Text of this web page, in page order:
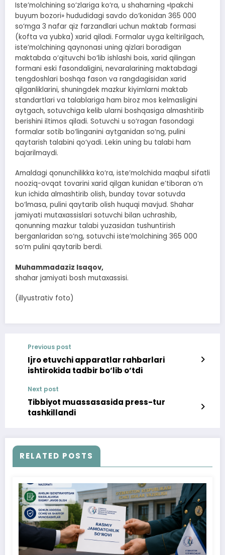
Iste’molchining so‘zlariga ko‘ra, u shaharning «Ipakchi
buyum bozori» hududidagi savdo do‘konidan 365 000
so‘mga 3 nafar qiz farzandlari uchun maktab formasi
(kofta va yubka) xarid qiladi. Formalar uyga keltirilgach,
iste’molchining qaynonasi uning qizlari boradigan
maktabda o‘qituvchi bo‘lib ishlashi bois, xarid qilingan
formani eski fasondaligini, nevaralarining maktabdagi
tengdoshlari boshqa fason va rangdagisidan xarid
qilganliklarini, shuningdek mazkur kiyimlarni maktab
standartlari va talablariga ham biroz mos kelmasligini
aytgach, sotuvchiga kelib ularni boshqasiga almashtirib
berishini iltimos qiladi. Sotuvchi u so‘ragan fasondagi
formalar sotib bo‘linganini aytganidan so‘ng, pulini
qaytarish talabini qo‘yadi. Lekin uning bu talabi ham
bajarilmaydi.
Amaldagi qonunchilikka ko‘ra, iste’molchida maqbul sifatli
nooziq-ovqat tovarini xarid qilgan kunidan e’tiboran o‘n
kun ichida almashtirib olish, bunday tovar sotuvda
bo‘lmasa, pulini qaytarib olish huquqi mavjud. Shahar
jamiyati mutaxassislari sotuvchi bilan uchrashib,
qonunning mazkur talabi yuzasidan tushuntirish
berganlaridan so‘ng, sotuvchi iste’molchining 365 000
so‘m pulini qaytarib berdi.
Muhammadaziz Isaqov,
shahar jamiyati bosh mutaxassisi.
(illyustrativ foto)
Previous post
Ijro etuvchi apparatlar rahbarlari
ishtirokida tadbir bo‘lib o‘tdi
Next post
Tibbiyot muassasasida press-tur
tashkillandi
RELATED POSTS